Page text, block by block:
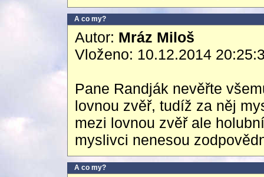
A co my?
Autor: Mráz Miloš
Vloženo: 10.12.2014
Pane Randják nevěřte
lovnou zvěř, tudíž za něj
mezi lovnou zvěř ale
myslivci nenesou
A co my?